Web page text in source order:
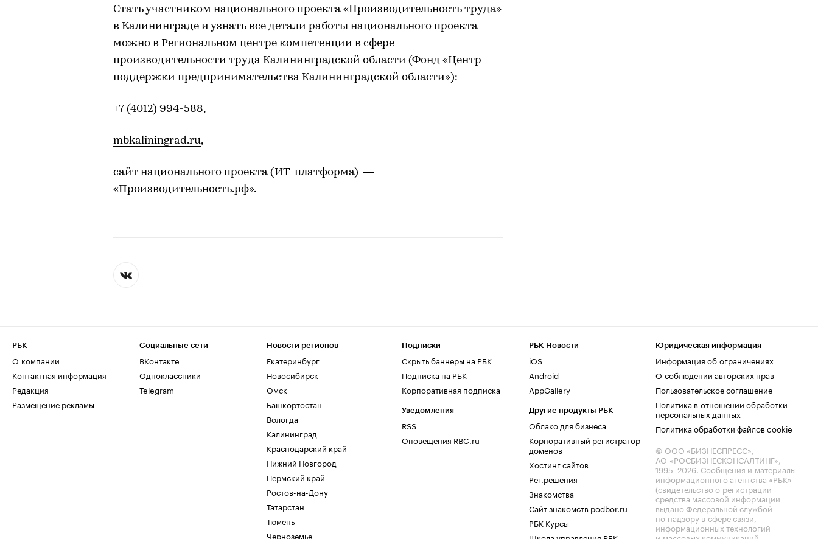
Стать участником национального проекта «Производительность труда»
в Калининграде и узнать все детали работы национального проекта
можно в Региональном центре компетенции в сфере
производительности труда Калининградской области (Фонд «Центр
поддержки предпринимательства Калининградской области»):
+7 (4012) 994-588,
mbkaliningrad.ru,
сайт национального проекта (ИТ-платформа) —
«Производительность.рф».
РБК
О компании
Контактная информация
Редакция
Размещение рекламы
Социальные сети
ВКонтакте
Одноклассники
Telegram
Новости регионов
Екатеринбург
Новосибирск
Омск
Башкортостан
Вологда
Калининград
Краснодарский край
Нижний Новгород
Пермский край
Ростов-на-Дону
Татарстан
Тюмень
Черноземье
Подписки
Скрыть баннеры на РБК
Подписка на РБК
Корпоративная подписка
Уведомления
RSS
Оповещения RBC.ru
РБК Новости
iOS
Android
AppGallery
Другие продукты РБК
Облако для бизнеса
Корпоративный регистратор
доменов
Хостинг сайтов
Рег.решения
Знакомства
Сайт знакомств podbor.ru
РБК Курсы
Юридическая информация
Информация об ограничениях
О соблюдении авторских прав
Пользовательское соглашение
Политика в отношении обработки
персональных данных
Политика обработки файлов cookie
© ООО «БИЗНЕСПРЕСС»,
АО «РОСБИЗНЕСКОНСАЛТИНГ»,
1995–2026. Сообщения и материалы
информационного агентства «РБК»
(свидетельство о регистрации
средства массовой информации
выдано Федеральной службой
по надзору в сфере связи,
информационных технологий